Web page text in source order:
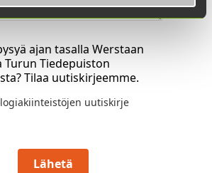
ajan tasalla Werstaan
Turun Tiedepuiston
Tilaa uutiskirjeemme.
uutiskirje
Lähetä